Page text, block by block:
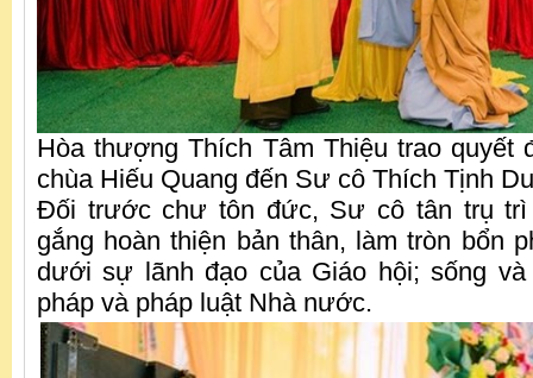
Hòa thượng Thích Tâm Thiệu trao quyết
chùa Hiếu Quang đến Sư cô Thích Tịnh
Đối trước chư tôn đức, Sư cô tân trụ trì
gắng hoàn thiện bản thân, làm tròn bổn
dưới sự lãnh đạo của Giáo hội; sống
pháp và pháp luật Nhà nước.